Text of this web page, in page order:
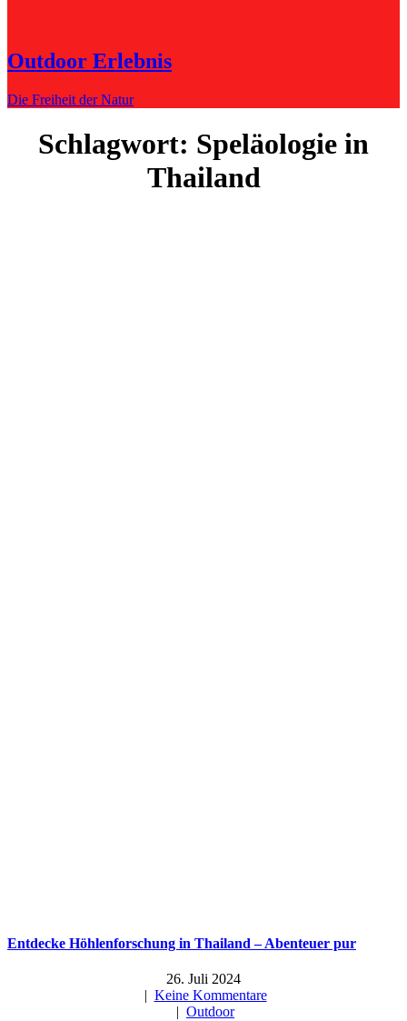
Outdoor Erlebnis
Die Freiheit der Natur
Schlagwort: Speläologie in
Thailand
Entdecke Höhlenforschung in Thailand – Abenteuer pur
26. Juli 2024
| Keine Kommentare
| Outdoor